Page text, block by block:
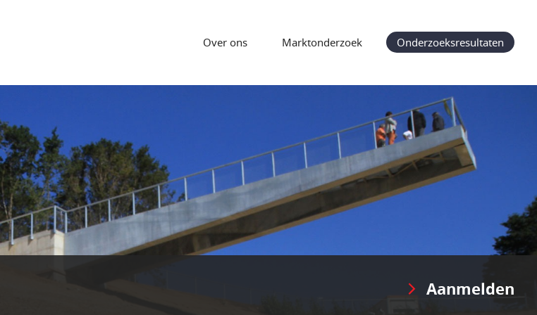
Over ons Marktonderzoek Onderzoeksresultaten
Aanmelden